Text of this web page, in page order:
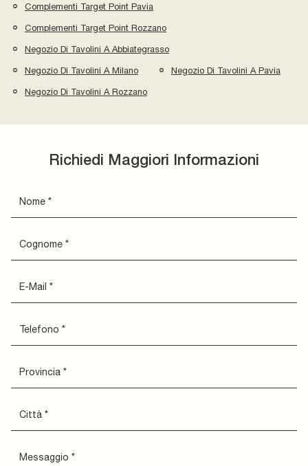
Complementi Target Point Pavia
Complementi Target Point Rozzano
Negozio Di Tavolini A Abbiategrasso
Negozio Di Tavolini A Milano Negozio Di Tavolini A Pavia
Negozio Di Tavolini A Rozzano
Richiedi Maggiori Informazioni